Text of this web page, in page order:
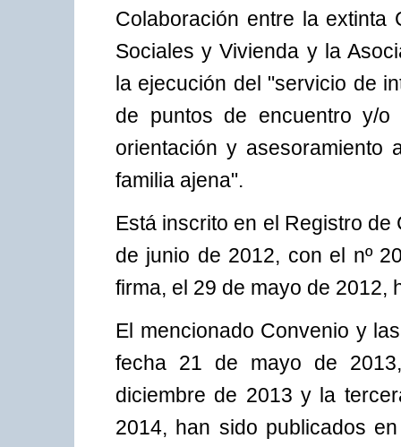
Colaboración entre la extinta
Sociales y Vivienda y la
la ejecución del "servicio de
de puntos de encuentro y/o
orientación y asesoramiento
familia ajena".
Está inscrito en el Registro
de junio de 2012, con el nº
firma, el 29 de mayo de 2012,
El mencionado Convenio y
fecha 21 de mayo de
diciembre de 2013 y la
2014, han sido publicados